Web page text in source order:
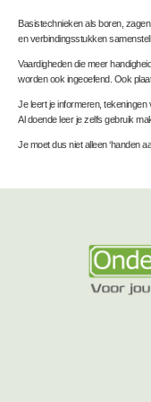
Basistechnieken als boren,
en verbindingsstukken
Vaardigheden die meer
worden ook ingeoefend. Ook
Je leert je informeren, tekeningen
Al doende leer je zelfs gebruik
Je moet dus niet alleen ‘handen